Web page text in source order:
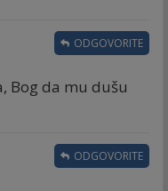
Bog da mu dušu
ODGOVORITE
ODGOVORITE